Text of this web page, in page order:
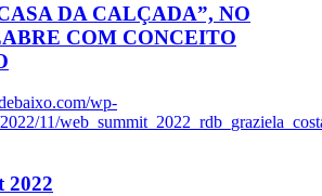
DA CALÇADA”, NO
COM CONCEITO
wp-
11/
2022